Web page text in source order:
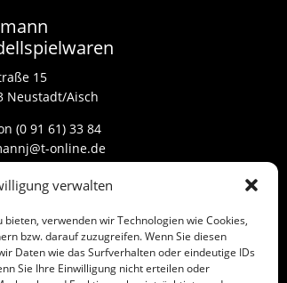
verwalten
verwenden wir Technologien wie Cookies,
bzw. darauf zuzugreifen. Wenn Sie diesen
Daten wie das Surfverhalten oder eindeutige IDs
Sie Ihre Einwilligung nicht erteilen oder
15
Neustadt/Aisch
(0 91 61) 33 84
online.de